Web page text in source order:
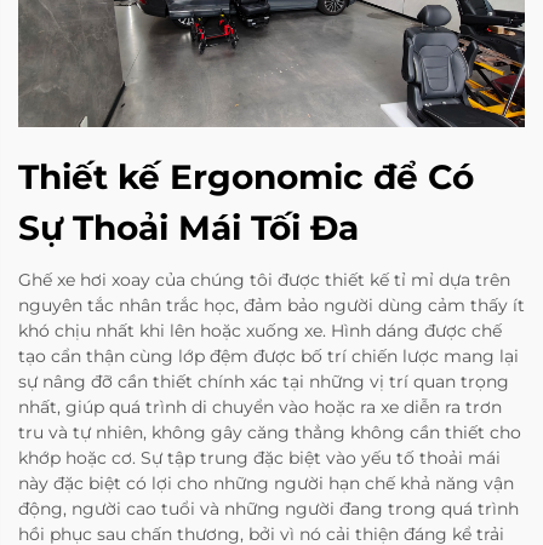
Thiết kế Ergonomic để Có
Sự Thoải Mái Tối Đa
Ghế xe hơi xoay của chúng tôi được thiết kế tỉ mỉ dựa trên
nguyên tắc nhân trắc học, đảm bảo người dùng cảm thấy ít
khó chịu nhất khi lên hoặc xuống xe. Hình dáng được chế
tạo cẩn thận cùng lớp đệm được bố trí chiến lược mang lại
sự nâng đỡ cần thiết chính xác tại những vị trí quan trọng
nhất, giúp quá trình di chuyển vào hoặc ra xe diễn ra trơn
tru và tự nhiên, không gây căng thẳng không cần thiết cho
khớp hoặc cơ. Sự tập trung đặc biệt vào yếu tố thoải mái
này đặc biệt có lợi cho những người hạn chế khả năng vận
động, người cao tuổi và những người đang trong quá trình
hồi phục sau chấn thương, bởi vì nó cải thiện đáng kể trải